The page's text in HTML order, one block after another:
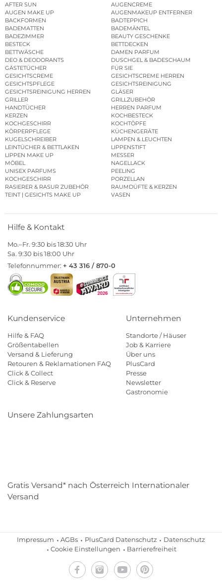
AFTER SUN
AUGENCREME
AUGEN MAKE UP
AUGENMAKEUP ENTFERNER
BACKFORMEN
BADTEPPICH
BADEMATTEN
BADEMÄNTEL
BADEZIMMER
BEAUTY GESCHENKE
BESTECK
BETTDECKEN
BETTWÄSCHE
DAMEN PARFUM
DEO & DEODORANTS
DUSCHGEL & BADESCHAUM
GÄSTETÜCHER
FÜR SIE
GESICHTSCREME
GESICHTSCREME HERREN
GESICHTSPFLEGE
GESICHTSREINIGUNG
GESICHTSREINIGUNG HERREN
GLÄSER
GRILLER
GRILLZUBEHÖR
HANDTÜCHER
HERREN PARFUM
KERZEN
KOCHBESTECK
KOCHGESCHIRR
KOCHTÖPFE
KÖRPERPFLEGE
KÜCHENGERÄTE
KUGELSCHREIBER
LAMPEN & LEUCHTEN
LEINTÜCHER & BETTLAKEN
LIPPENSTIFT
LIPPEN MAKE UP
MESSER
MÖBEL
NAGELLACK
UNISEX PARFUMS
PEELING
KOCHGESCHIRR
PORZELLAN
RASIERER & RASUR ZUBEHÖR
RAUMDÜFTE & KERZEN
TEINT | GESICHTS MAKE UP
VASEN
Hilfe & Kontakt
Mo.–Fr. 9:30 bis 18:30 Uhr
Sa. 9:30 bis 18:00 Uhr
Telefonnummer: + 43 316 / 870-0
Kundenservice
Hilfe & FAQ
Größentabellen
Versand & Lieferung
Retouren & Reklamationen FAQ
Click & Collect
Click & Reserve
Unternehmen
Standorte / Häuser
Job & Karriere
Über uns
PlusCard
Presse
Newsletter
Gastronomie
Unsere Zahlungsarten
Gratis Versand* nach Österreich Internationaler
Versand
Impressum AGBs PlusCard Datenschutz
Datenschutz
Cookie Einstellungen
Barrierefreiheit